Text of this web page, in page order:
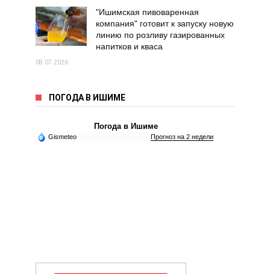
"Ишимская пивоваренная
компания" готовит к запуску новую
линию по розливу газированных
напитков и кваса
08.07.2026
ПОГОДА В ИШИМЕ
Погода в Ишиме
Gismeteo Прогноз на 2 недели